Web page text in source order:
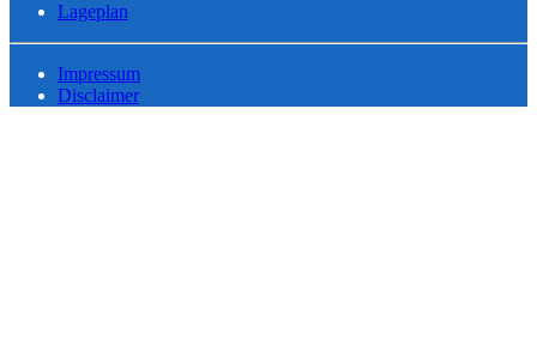
Lageplan
Impressum
Disclaimer